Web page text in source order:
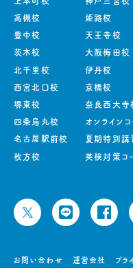
高槻校
豊中校
茨木校
北千里校
西宮北口校
堺東校
四条烏丸校
名古屋駅前校
枚方校
姫路校
天王寺校
大阪梅田校
伊丹校
京橋校
奈良西大寺
オンラインコ
夏期特別講
英検対策コ
お問い合わせ 運営会社 プラ